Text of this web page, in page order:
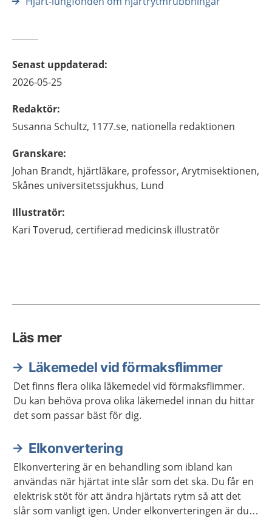
Senast uppdaterad:
2026-05-25
Redaktör:
Susanna Schultz, 1177.se, nationella redaktionen
Granskare:
Johan Brandt, hjärtläkare, professor, Arytmisektionen,
Skånes universitetssjukhus, Lund
Illustratör:
Kari Toverud, certifierad medicinsk illustratör
Läs mer
Läkemedel vid förmaksflimmer
Det finns flera olika läkemedel vid förmaksflimmer.
Du kan behöva prova olika läkemedel innan du hittar
det som passar bäst för dig.
Elkonvertering
Elkonvertering är en behandling som ibland kan
användas när hjärtat inte slår som det ska. Du får en
elektrisk stöt för att ändra hjärtats rytm så att det
slår som vanligt igen. Under elkonverteringen är du